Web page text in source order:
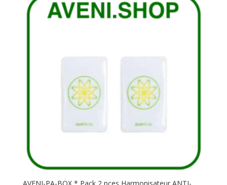
AVENI-PA-BOX * Pack 2 pces Harmonisateur ANTI-